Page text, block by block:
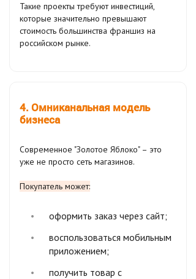
Такие проекты требуют инвестиций,
которые значительно превышают
стоимость большинства франшиз на
российском рынке.
4. Омниканальная модель
бизнеса
Современное "Золотое Яблоко" – это
уже не просто сеть магазинов.
Покупатель может:
оформить заказ через сайт;
воспользоваться мобильным
приложением;
получить товар с